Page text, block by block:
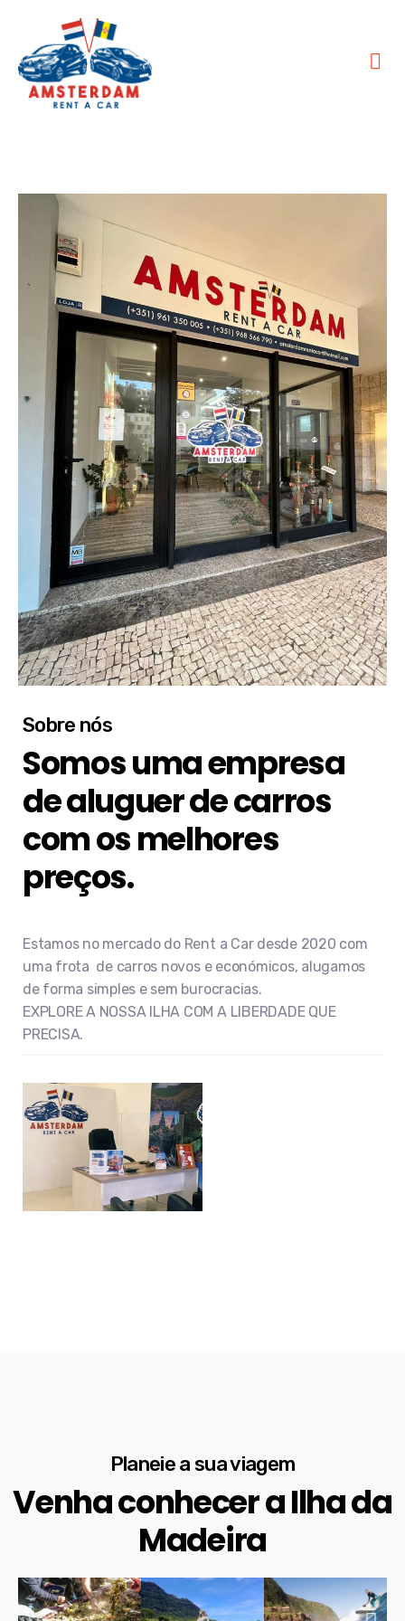
Sobre nós
Somos uma empresa
de aluguer de carros
com os melhores
preços.
Estamos no mercado do Rent a Car desde 2020 com
uma frota de carros novos e económicos, alugamos
de forma simples e sem burocracias.
EXPLORE A NOSSA ILHA COM A LIBERDADE QUE
PRECISA.
Planeie a sua viagem
Venha conhecer a Ilha da
Madeira